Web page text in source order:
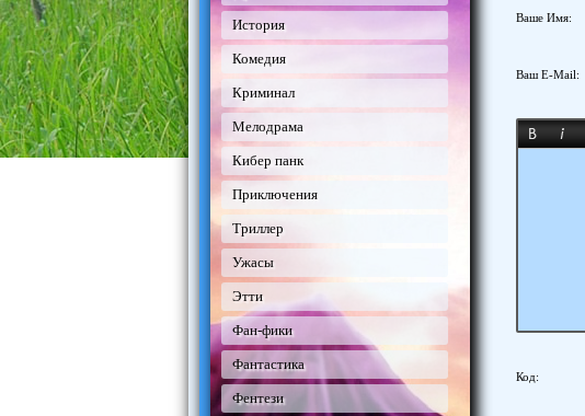
История
Комедия
Криминал
Мелодрама
Кибер панк
Приключения
Триллер
Ужасы
Этти
Фан-фики
Фантастика
Фентези
Ваше Имя:
Ваш E-Mail:
Код: